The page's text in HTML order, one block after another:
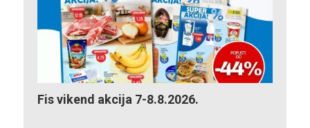
Fis vikend akcija 7-8.8.2026.